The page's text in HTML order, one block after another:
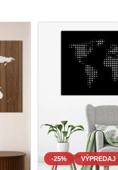
-25% VÝPREDAJ